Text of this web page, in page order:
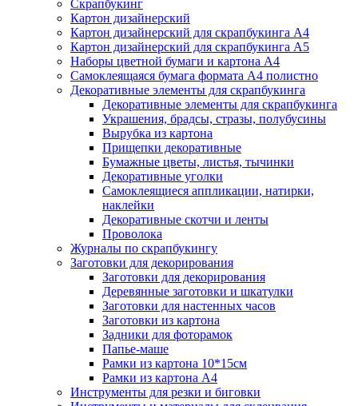
Скрапбукинг
Картон дизайнерский
Картон дизайнерский для скрапбукинга А4
Картон дизайнерский для скрапбукинга А5
Наборы цветной бумаги и картона А4
Самоклеящаяся бумага формата А4 полистно
Декоративные элементы для скрапбукинга
Декоративные элементы для скрапбукинга
Украшения, брадсы, стразы, полубусины
Вырубка из картона
Прищепки декоративные
Бумажные цветы, листья, тычинки
Декоративные уголки
Самоклеящиеся аппликации, натирки,
наклейки
Декоративные скотчи и ленты
Проволока
Журналы по скрапбукингу
Заготовки для декорирования
Заготовки для декорирования
Деревянные заготовки и шкатулки
Заготовки для настенных часов
Заготовки из картона
Задники для фоторамок
Папье-маше
Рамки из картона 10*15см
Рамки из картона А4
Инструменты для резки и биговки